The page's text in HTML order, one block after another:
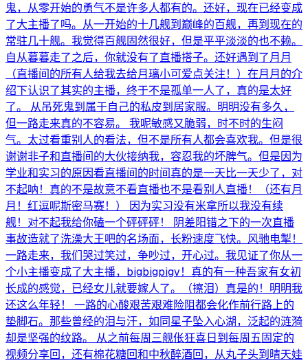
鬼，从零开始的勇气不是许多人都有的。还好，现在已经变成
了大主播了吗。从一开始的十几舰到巅峰的百舰，再到现在的
常驻几十舰。我觉得百舰固然很好，但是平平淡淡的也不赖。
自从暮暮走了之后，你就没有了直播搭子。还好遇到了月月
（直播间的所有人给我去给月璃小可爱点关注！）在月月的介
绍下认识了其实的主播，终于不是孤单一人了，真的是太好
了。 从吊死鬼到属于自己的私皮到居家服。明明没有多久，
但一路走来真的不容易。 我呢敏感又脆弱，时不时的生闷
气。太过看重别人的看法，但不是所有人都会喜欢我。但是很
谢谢非子和直播间的大伙接纳我，容忍我的坏脾气。但是因为
学业和实习的原因看直播间的时间真的是一天比一天少了，对
不起呐！真的不是故意不看直播也不是看别人直播！（还有月
月！红逗呢斯密马赛！） 因为实习没有米拿所以我没有续
舰！对不起我给你磕一个砰砰砰！ 阴差阳错之下的一次直播
事故造就了洗澡大王吧的名场面，长粉速度飞快。风驰电掣！
一路走来，我们哭过笑过，争吵过，开心过。我见证了你从一
个小主播变成了大主播，bigbigpigv！真的有一种吾家有女初
长成的感觉，已经女儿就要嫁人了。（擦泪）真是的！明明我
还这么年轻！ 一路的心酸艰苦艰难险阻都会化作前行路上的
垫脚石。那些曾经的泪与汗，如同星子坠入心湖，泛起的涟漪
却是坚强的纹路。 从之前每周三舰伥狂喜日到每周五固定的
视频分享回，还有棉花糖回和中秋醉酒回，从丸子头到晴天娃